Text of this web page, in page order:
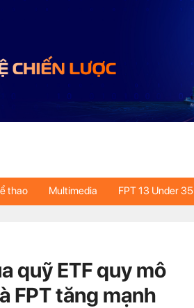
thao Multimedia FPT 13 Under 35
quỹ ETF quy mô
FPT tăng mạnh